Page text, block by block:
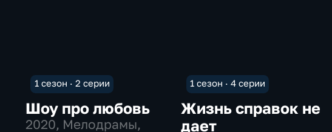
1 сезон · 2 серии
Шоу про любовь
2020, Мелодрамы,
1 сезон · 4 серии
Жизнь справок не
дает